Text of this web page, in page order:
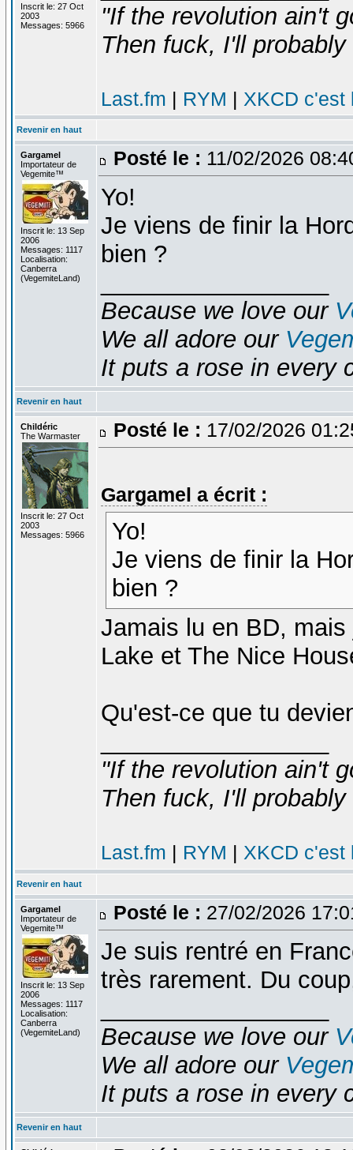
Inscrit le: 27 Oct
2003
Messages: 5966
"If the revolution ain't
Then fuck, I'll
Last.fm | RYM | XKCD c'est
Revenir en haut
Gargamel
Importateur de
Vegemite™
Inscrit le: 13 Sep
2006
Messages: 1117
Localisation:
Canberra
(VegemiteLand)
Posté le : 11/02/2026
Yo!
Je viens de finir la
bien ?
Because we love our
We all adore our
It puts a rose in every
Revenir en haut
Childéric
The Warmaster
Inscrit le: 27 Oct
2003
Messages: 5966
Posté le : 17/02/2026
Gargamel a écrit :
Yo!
Je viens de finir la
bien ?
Jamais lu en BD,
Lake et The Nice
Qu'est-ce que tu
"If the revolution ain't
Then fuck, I'll
Last.fm | RYM | XKCD c'est
Revenir en haut
Gargamel
Importateur de
Vegemite™
Inscrit le: 13 Sep
2006
Messages: 1117
Localisation:
Canberra
(VegemiteLand)
Posté le : 27/02/2026
Je suis rentré en
très rarement. Du
Because we love our
We all adore our
It puts a rose in every
Revenir en haut